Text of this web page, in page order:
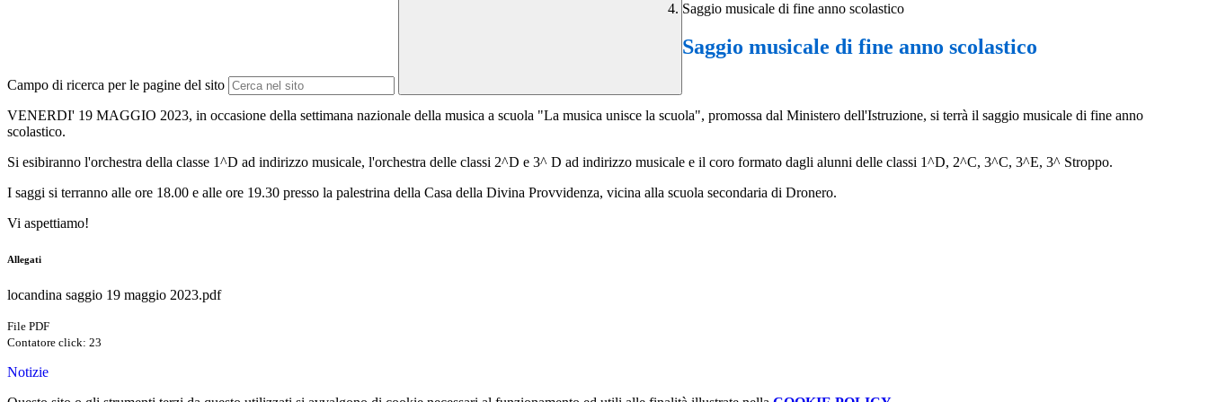
Campo di ricerca per le pagine del sito
Saggio musicale di fine anno scolastico
Saggio musicale di fine anno scolastico
VENERDI' 19 MAGGIO 2023, in occasione della settimana nazionale della musica a scuola "La musica unisce la scuola", promossa dal Ministero dell'Istruzione, si terrà il saggio musicale di fine anno
scolastico.
Si esibiranno l'orchestra della classe 1^D ad indirizzo musicale, l'orchestra delle classi 2^D e 3^ D ad indirizzo musicale e il coro formato dagli alunni delle classi 1^D, 2^C, 3^C, 3^E, 3^ Stroppo.
I saggi si terranno alle ore 18.00 e alle ore 19.30 presso la palestrina della Casa della Divina Provvidenza, vicina alla scuola secondaria di Dronero.
Vi aspettiamo!
Allegati
locandina saggio 19 maggio 2023.pdf
File PDF
Contatore click: 23
Notizie